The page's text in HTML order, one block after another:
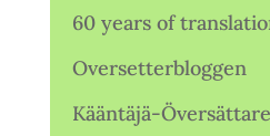
60 years of
Oversetterbloggen
Kääntäjä-